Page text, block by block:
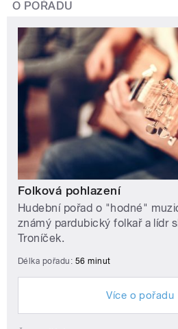
O POŘADU
Folková pohlazení
Hudební pořad o "hodné"
známý pardubický folkař a lídr
Troníček.
Délka pořadu: 56 minut
Více o pořadu